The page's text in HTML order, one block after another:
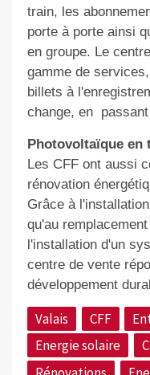
train, les
porte à porte ainsi
en groupe. Le
gamme de
billets à
change, en p
Photovoltaïque en
Les CFF ont aussi
rénovation
Grâce à
qu'au
l'installation d'un
centre de vente
développement
Valais CFF
Energie solaire